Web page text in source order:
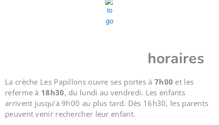
horaires
La crèche Les Papillonsouvre ses portes à 7h00 et les
referme à 18h30, du lundi au vendredi. Les enfants
arrivent jusqu’à 9h00 au plus tard. Dès 16h30, les parents
peuvent venir rechercher leur enfant.